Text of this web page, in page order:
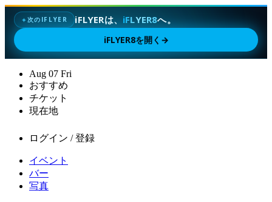
✦次のIFLYER iFLYERは、 iFLYER8へ。
iFLYER8を開く →
Aug 07 Fri
おすすめ
チケット
現在地
ログイン / 登録
イベント
バー
写真